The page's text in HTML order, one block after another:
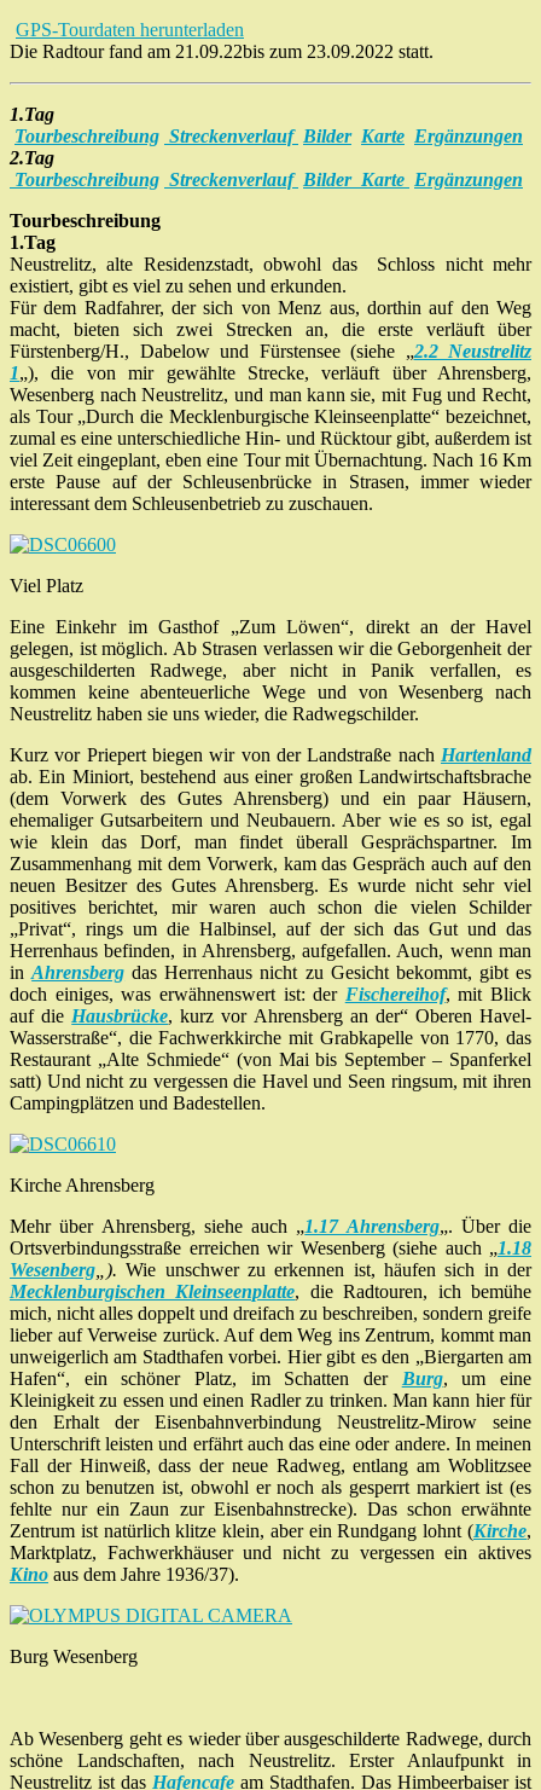
GPS-Tourdaten herunterladen
Die Radtour fand am 21.09.22bis zum 23.09.2022 statt.
1.Tag
Tourbeschreibung Streckenverlauf Bilder Karte Ergänzungen
2.Tag
Tourbeschreibung Streckenverlauf Bilder Karte Ergänzungen
Tourbeschreibung
1.Tag
Neustrelitz, alte Residenzstadt, obwohl das Schloss nicht mehr
existiert, gibt es viel zu sehen und erkunden.
Für dem Radfahrer, der sich von Menz aus, dorthin auf den Weg
macht, bieten sich zwei Strecken an, die erste verläuft über
Fürstenberg/H., Dabelow und Fürstensee (siehe „2.2 Neustrelitz
1„), die von mir gewählte Strecke, verläuft über Ahrensberg,
Wesenberg nach Neustrelitz, und man kann sie, mit Fug und Recht,
als Tour „Durch die Mecklenburgische Kleinseenplatte“ bezeichnet,
zumal es eine unterschiedliche Hin- und Rücktour gibt, außerdem ist
viel Zeit eingeplant, eben eine Tour mit Übernachtung. Nach 16 Km
erste Pause auf der Schleusenbrücke in Strasen, immer wieder
interessant dem Schleusenbetrieb zu zuschauen.
Viel Platz
Eine Einkehr im Gasthof „Zum Löwen“, direkt an der Havel
gelegen, ist möglich. Ab Strasen verlassen wir die Geborgenheit der
ausgeschilderten Radwege, aber nicht in Panik verfallen, es
kommen keine abenteuerliche Wege und von Wesenberg nach
Neustrelitz haben sie uns wieder, die Radwegschilder.
Kurz vor Priepert biegen wir von der Landstraße nach Hartenland
ab. Ein Miniort, bestehend aus einer großen Landwirtschaftsbrache
(dem Vorwerk des Gutes Ahrensberg) und ein paar Häusern,
ehemaliger Gutsarbeitern und Neubauern. Aber wie es so ist, egal
wie klein das Dorf, man findet überall Gesprächspartner. Im
Zusammenhang mit dem Vorwerk, kam das Gespräch auch auf den
neuen Besitzer des Gutes Ahrensberg. Es wurde nicht sehr viel
positives berichtet, mir waren auch schon die vielen Schilder
„Privat“, rings um die Halbinsel, auf der sich das Gut und das
Herrenhaus befinden, in Ahrensberg, aufgefallen. Auch, wenn man
inAhrensberg das Herrenhaus nicht zu Gesicht bekommt, gibt es
doch einiges, was erwähnenswert ist: der Fischereihof, mit Blick
auf die Hausbrücke, kurz vor Ahrensberg an der“ Oberen Havel-
Wasserstraße“, die Fachwerkkirche mit Grabkapelle von 1770, das
Restaurant „Alte Schmiede“ (von Mai bis September – Spanferkel
satt) Und nicht zu vergessen die Havel und Seen ringsum, mit ihren
Campingplätzen und Badestellen.
Kirche Ahrensberg
Mehr über Ahrensberg, siehe auch „1.17 Ahrensberg„. Über die
Ortsverbindungsstraße erreichen wir Wesenberg (siehe auch „1.18
Wesenberg „).Wie unschwer zu erkennen ist, häufen sich in der
Mecklenburgischen Kleinseenplatte, die Radtouren, ich bemühe
mich, nicht alles doppelt und dreifach zu beschreiben, sondern greife
lieber auf Verweise zurück. Auf dem Weg ins Zentrum, kommt man
unweigerlich am Stadthafen vorbei. Hier gibt es den „Biergarten am
Hafen“, ein schöner Platz, im Schatten der Burg, um eine
Kleinigkeit zu essen und einen Radler zu trinken. Man kann hier für
den Erhalt der Eisenbahnverbindung Neustrelitz-Mirow seine
Unterschrift leisten und erfährt auch das eine oder andere. In meinen
Fall der Hinweiß, dass der neue Radweg, entlang am Woblitzsee
schon zu benutzen ist, obwohl er noch als gesperrt markiert ist (es
fehlte nur ein Zaun zur Eisenbahnstrecke). Das schon erwähnte
Zentrum ist natürlich klitze klein, aber ein Rundgang lohnt (Kirche,
Marktplatz, Fachwerkhäuser und nicht zu vergessen ein aktives
Kino aus dem Jahre 1936/37).
Burg Wesenberg
Ab Wesenberg geht es wieder über ausgeschilderte Radwege, durch
schöne Landschaften, nach Neustrelitz. Erster Anlaufpunkt in
Neustrelitz ist das Hafencafe am Stadthafen. Das Himbeerbaiser ist